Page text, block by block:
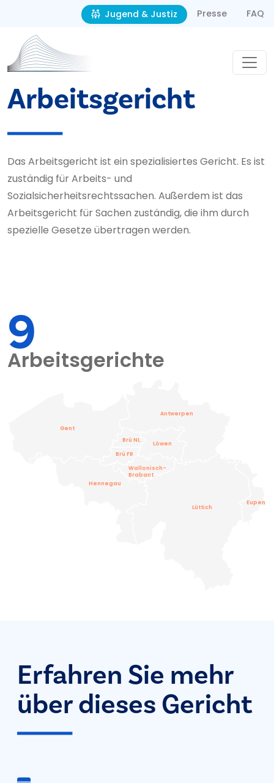
Second navigation
Jugend & Justiz Presse FAQ
Arbeitsgericht
Das Arbeitsgericht ist ein spezialisiertes Gericht. Es ist
zuständig für Arbeits- und
Sozialsicherheitsrechtssachen. Außerdem ist das
Arbeitsgericht für Sachen zuständig, die ihm durch
spezielle Gesetze übertragen werden.
9
Arbeitsgerichte
Gent
Antwerpen
Löwen
Brü NL
Brü FR
Wallonisch-
Brabant
Hennegau
Lüttich
Eupen
Erfahren Sie mehr
über dieses Gericht